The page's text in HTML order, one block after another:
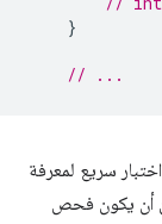
}
// ...
سريع لمعرفة
أن يكون فحص